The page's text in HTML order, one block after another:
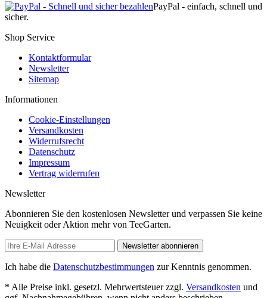
PayPal - einfach, schnell und
sicher.
Shop Service
Kontaktformular
Newsletter
Sitemap
Informationen
Cookie-Einstellungen
Versandkosten
Widerrufsrecht
Datenschutz
Impressum
Vertrag widerrufen
Newsletter
Abonnieren Sie den kostenlosen Newsletter und verpassen Sie keine
Neuigkeit oder Aktion mehr von TeeGarten.
Newsletter abonnieren
Ich habe die Datenschutzbestimmungen zur Kenntnis genommen.
* Alle Preise inkl. gesetzl. Mehrwertsteuer zzgl. Versandkosten und